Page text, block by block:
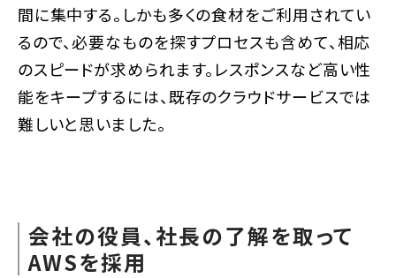
間に集中する。しかも多くの食材をご利用されてい
るので、必要なものを探すプロセスも含めて、相応
のスピードが求められます。レスポンスなど高い性
能をキープするには、既存のクラウドサービスでは
難しいと思いました。
会社の役員、社長の了解を取って
AWSを採用